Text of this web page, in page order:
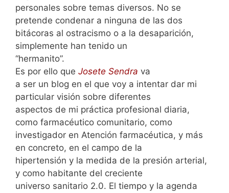
personales sobre temas diversos. No se
pretende condenar a ninguna de las dos
bitácoras al ostracismo o a la desaparición,
simplemente han tenido un
“hermanito”.
Es por ello que Josete Sendra va
a ser un blog en el que voy a intentar dar mi
particular visión sobre diferentes
aspectos de mi práctica profesional diaria,
como farmacéutico comunitario, como
investigador en Atención farmacéutica, y más
en concreto, en el campo de la
hipertensión y la medida de la presión arterial,
y como habitante del creciente
universo sanitario 2.0. El tiempo y la agenda